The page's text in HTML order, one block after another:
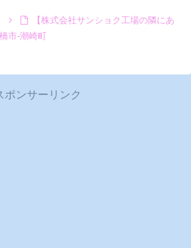
【株式会社サンショク工場の隣にあ
市-潮崎町
ポンサーリンク